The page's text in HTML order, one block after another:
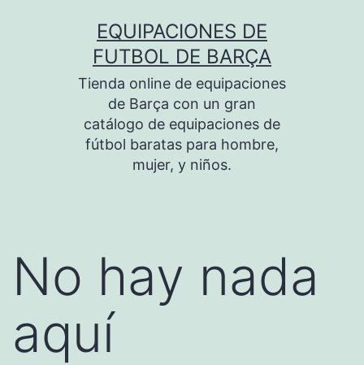
EQUIPACIONES DE
FUTBOL DE BARÇA
Tienda online de equipaciones
de Barça con un gran
catálogo de equipaciones de
fútbol baratas para hombre,
mujer, y niños.
No hay nada
aquí